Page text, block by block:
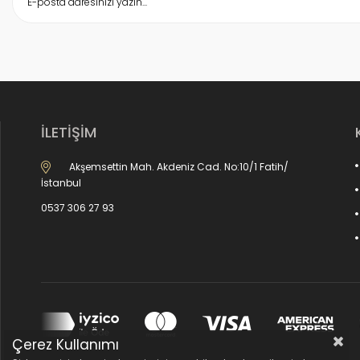
İLETİŞİM
Akşemsettin Mah. Akdeniz Cad. No:10/1 Fatih/
İstanbul
0537 306 27 93
Çerez Kullanımı